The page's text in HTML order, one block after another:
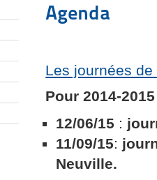
Agenda
Les journées
Pour 2014-
12/06/15 :
11/09/15:
Neuville.